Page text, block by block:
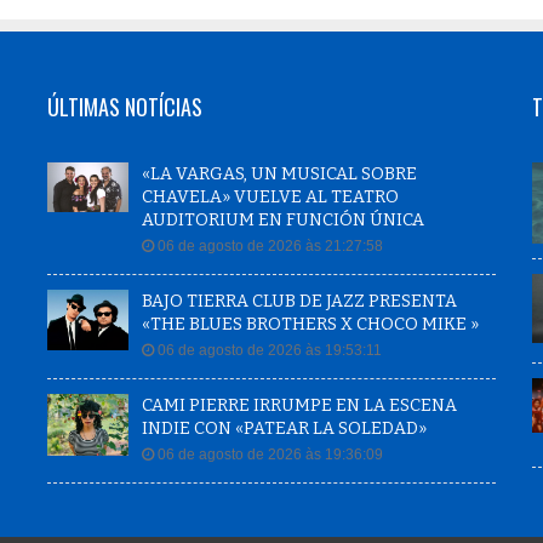
ÚLTIMAS NOTÍCIAS
«LA VARGAS, UN MUSICAL SOBRE
CHAVELA» VUELVE AL TEATRO
AUDITORIUM EN FUNCIÓN ÚNICA
06 de agosto de 2026 às 21:27:58
BAJO TIERRA CLUB DE JAZZ PRESENTA
«THE BLUES BROTHERS X CHOCO MIKE »
06 de agosto de 2026 às 19:53:11
CAMI PIERRE IRRUMPE EN LA ESCENA
INDIE CON «PATEAR LA SOLEDAD»
06 de agosto de 2026 às 19:36:09